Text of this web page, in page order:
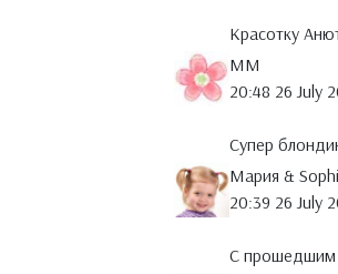
Красотку
MM
20:48 26 July
Супер
Мария &
20:39 26 July
С прошедшим